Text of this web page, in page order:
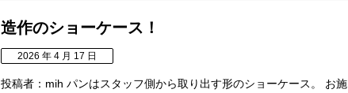
造作のショーケース！
2026 年 4 月 17 日
投稿者：mih パンはスタッフ側から取り出す形のショーケース。 お施